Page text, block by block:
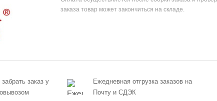
заказа товар может закончиться на складе.
заказ у
Ежедневная отгрузка заказов на
Почту и СДЭК